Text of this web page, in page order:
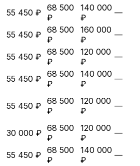
55 450 ₽ 68 500
₽
140 000
₽
—
55 450 ₽ 68 500
₽
160 000
₽
—
55 450 ₽ 68 500
₽
120 000
₽
—
55 450 ₽ 68 500
₽
140 000
₽
—
55 450 ₽ 68 500
₽
120 000
₽
—
30 000 ₽ 68 500
₽
120 000
₽
—
55 450 ₽ 68 500
₽
140 000
₽
—